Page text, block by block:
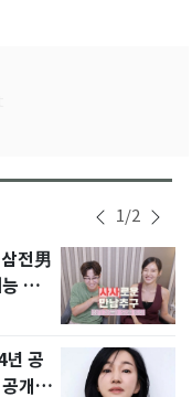
1/2
전男
화
공
개